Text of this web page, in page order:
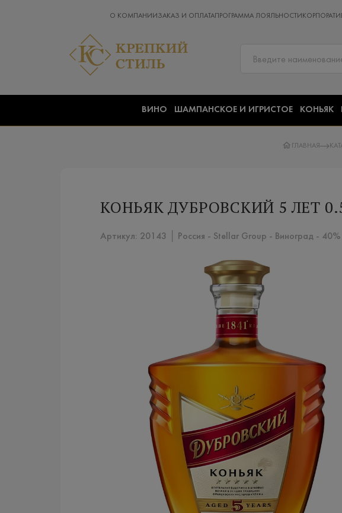
О КОМПАНИИ ЗАКАЗ И ОПЛАТАПРОГРАММА ЛОЯЛЬНОСТИ
ВИНО ШАМПАНСКОЕ И ИГРИСТОЕ КОНЬЯК
ГЛАВНАЯ
КОНЬЯК ДУБРОВСКИЙ 5 ЛЕТ
Артикул: 20143 │ Россия - Stellar Group - Виноград - 40%